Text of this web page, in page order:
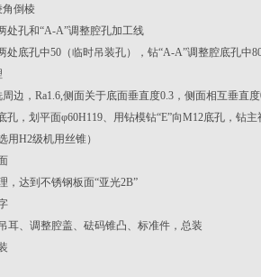
角倒棱
处孔和“A-A”调整腔孔加工线
处底孔中50（临时吊装孔），钻“A-A”调整腔底孔中
边，Ra1.6,侧面关于底面垂直度0.3，侧面相互垂直
孔，划平面φ60H119、用钻模钻“E”向M12底孔，钻
用H2级机用丝锥）
，达到不锈钢板面“亚光2B”
耳、调整腔盖、砝码锥凸、标准件，总装